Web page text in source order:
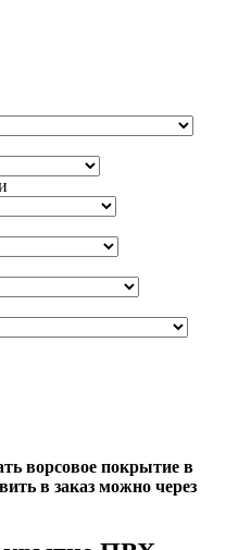
ворсовое покрытие в
в заказ можно через